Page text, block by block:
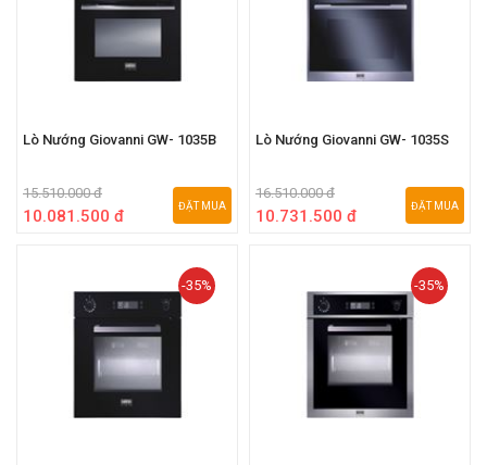
Lò Nướng Giovanni GW- 1035B
15.510.000 đ
10.081.500 đ
ĐẶT MUA
Lò Nướng Giovanni GW- 1035S
16.510.000 đ
10.731.500 đ
ĐẶT MUA
-35% -35%